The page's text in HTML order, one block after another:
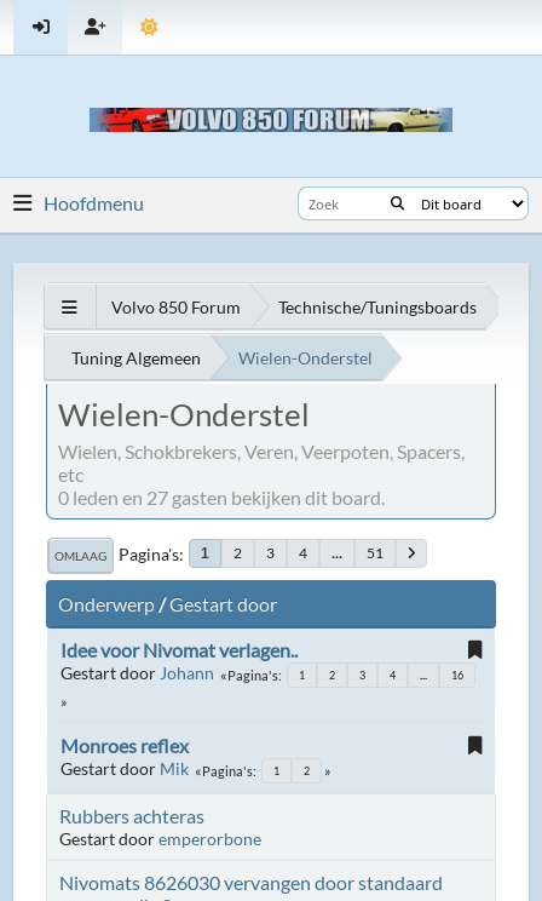
Hoofdmenu
Volvo 850 Forum Technische/Tuningsboards
Tuning Algemeen Wielen-Onderstel
Wielen-Onderstel
Wielen, Schokbrekers, Veren, Veerpoten, Spacers,
etc
0 leden en 27 gasten bekijken dit board.
OMLAAG Pagina's 1 2 3 4 ... 51
Onderwerp/Gestart door
Idee voor Nivomat verlagen..
Gestart door Johann Pagina's 1 2 3 4 16
Monroes reflex
Gestart door Mik Pagina's 1 2
Rubbers achteras
Gestart dooremperorbone
Nivomats 8626030 vervangen door standaard